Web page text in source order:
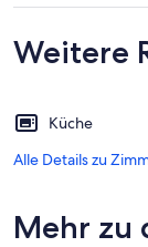
Weitere
Küche
Alle Details zu
Mehr zu